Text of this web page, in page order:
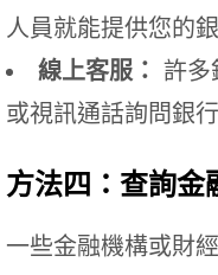
人員就能提供您的
線上客服： 許多
或視訊通話詢問銀
方法四：查詢金
一些金融機構或財